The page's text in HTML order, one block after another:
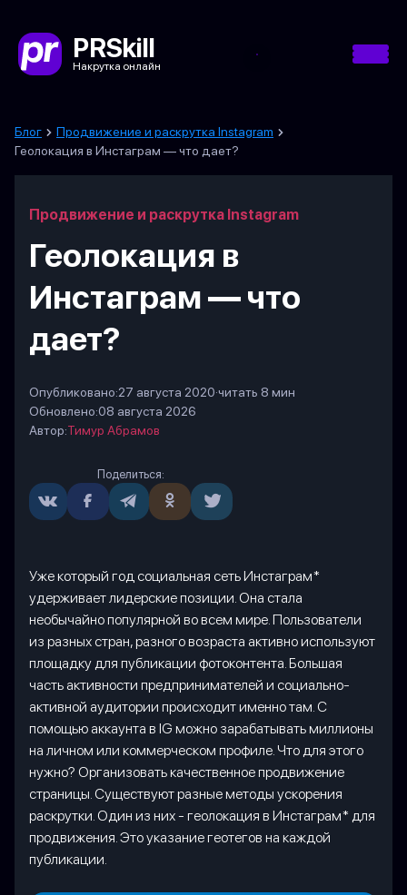
PRSkill
Накрутка онлайн
Блог
Продвижение и раскрутка Instagram
Геолокация в Инстаграм — что дает?
Продвижение и раскрутка Instagram
Геолокация в
Инстаграм — что
дает?
Опубликовано:27 августа 2020·читать 8 мин
Обновлено:08 августа 2026
Автор:Тимур Абрамов
Поделиться:
Уже который год социальная сеть Инстаграм*
удерживает лидерские позиции. Она стала
необычайно популярной во всем мире. Пользователи
из разных стран, разного возраста активно используют
площадку для публикации фотоконтента. Большая
часть активности предпринимателей и социально-
активной аудитории происходит именно там. С
помощью аккаунта в IG можно зарабатывать миллионы
на личном или коммерческом профиле. Что для этого
нужно? Организовать качественное продвижение
страницы. Существуют разные методы ускорения
раскрутки. Один из них - геолокация в Инстаграм* для
продвижения. Это указание геотегов на каждой
публикации.